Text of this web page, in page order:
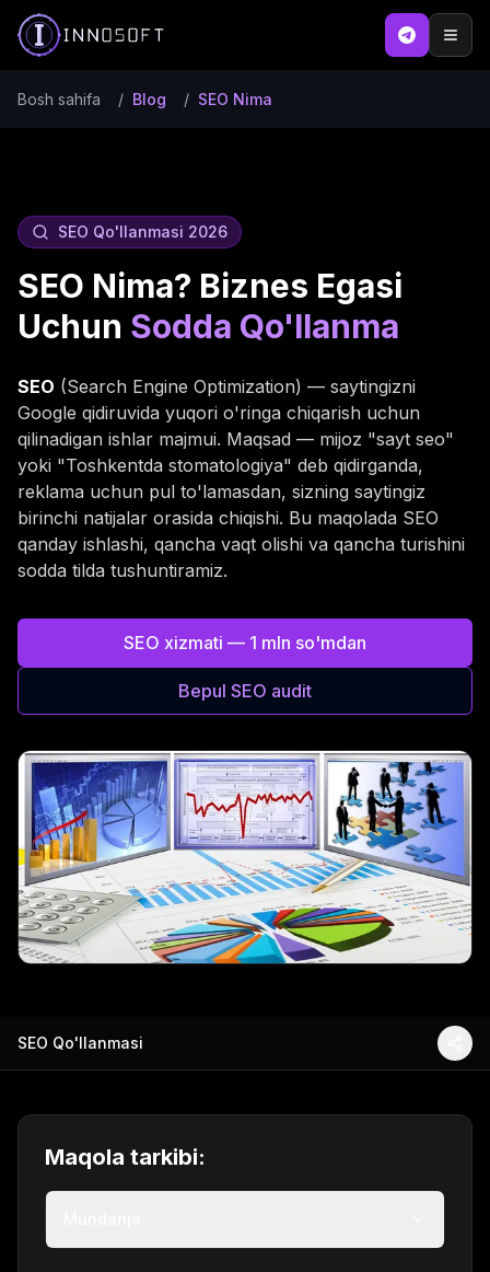
Bosh sahifa / Blog / SEO Nima
SEO Qo'llanmasi 2026
SEO Nima? Biznes Egasi
Uchun Sodda Qo'llanma
SEO (Search Engine Optimization) — saytingizni
Google qidiruvida yuqori o'ringa chiqarish uchun
qilinadigan ishlar majmui. Maqsad — mijoz "sayt seo"
yoki "Toshkentda stomatologiya" deb qidirganda,
reklama uchun pul to'lamasdan, sizning saytingiz
birinchi natijalar orasida chiqishi. Bu maqolada SEO
qanday ishlashi, qancha vaqt olishi va qancha turishini
sodda tilda tushuntiramiz.
SEO xizmati — 1 mln so'mdan
Bepul SEO audit
SEO Qo'llanmasi
Maqola tarkibi: